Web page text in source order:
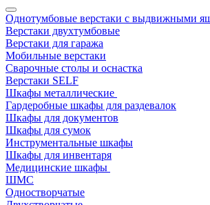
Однотумбовые верстаки с выдвижными
Верстаки двухтумбовые
Верстаки для гаража
Мобильные верстаки
Сварочные столы и оснастка
Верстаки SELF
Шкафы металлические
Гардеробные шкафы для раздевалок
Шкафы для документов
Шкафы для сумок
Инструментальные шкафы
Шкафы для инвентаря
Медицинские шкафы
ШМС
Одностворчатые